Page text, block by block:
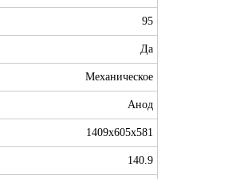
95
Да
Механическое
Анод
1409х605х581
140.9